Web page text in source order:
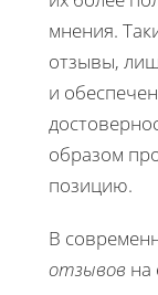
мнения.
отзывы,
и
образом
позицию.
В
отзывов на